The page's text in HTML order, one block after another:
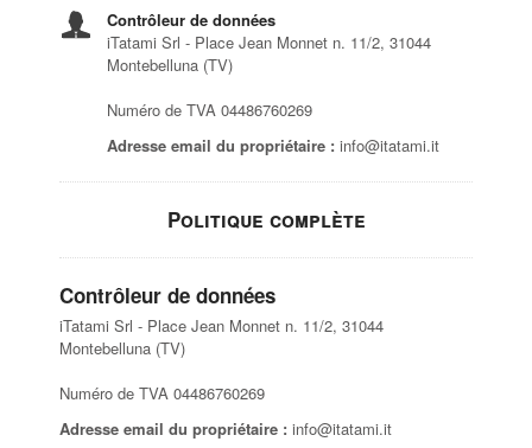
Contrôleur de données
iTatami Srl - Place Jean Monnet n. 11/2, 31044
Montebelluna (TV)
Numéro de TVA 04486760269
Adresse email du propriétaire : info@itatami.it
Politique complète
Contrôleur de données
iTatami Srl - Place Jean Monnet n. 11/2, 31044
Montebelluna (TV)
Numéro de TVA 04486760269
Adresse email du propriétaire : info@itatami.it